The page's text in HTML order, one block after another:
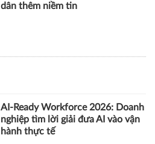
dân thêm niềm tin
AI-Ready Workforce 2026: Doanh
nghiệp tìm lời giải đưa AI vào vận
hành thực tế